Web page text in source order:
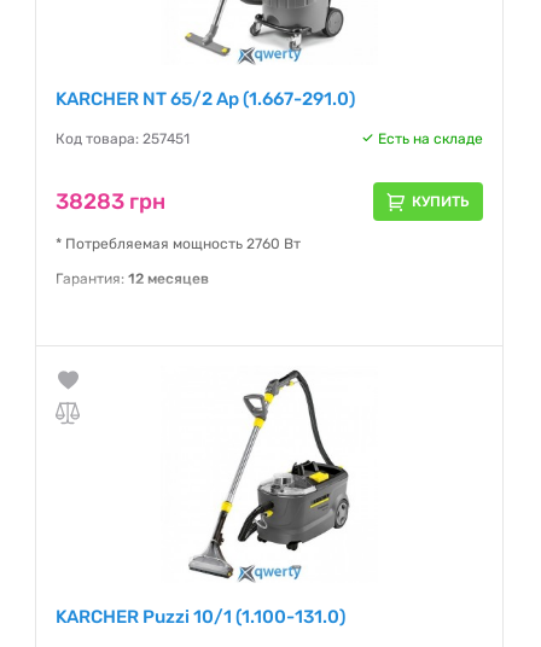
KARCHER NT 65/2 Ap (1.667-291.0)
Код товара: 257451 Есть на складе
38283 грн КУПИТЬ
* Потребляемая мощность 2760 Вт
Гарантия: 12 месяцев
KARCHER Puzzi 10/1 (1.100-131.0)